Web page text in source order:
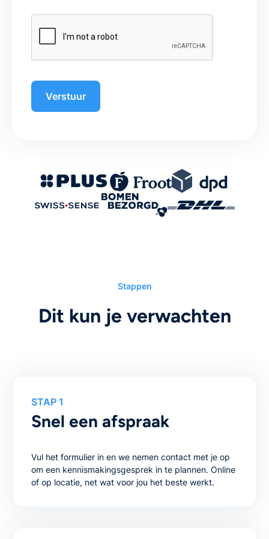
Stappen
Dit kun je verwachten
STAP 1
Snel een afspraak
Vul het formulier in en we nemen contact met je op
om een kennismakingsgesprek in te plannen. Online
of op locatie, net wat voor jou het beste werkt.